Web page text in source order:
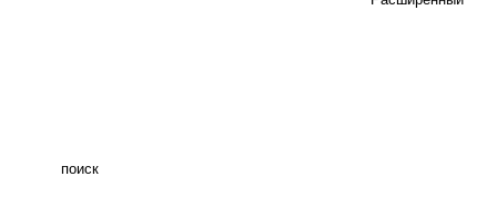
поиск